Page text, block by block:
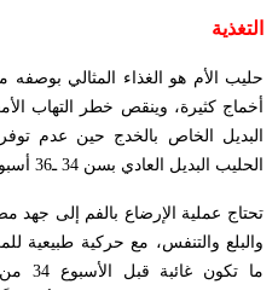
التغذية
حليب الأم هو الغذاء المثالي
أخماج كثيرة، وينقص خطر التهاب
البديل الخاص بالخدج حين عدم
الحليب البديل العادي بسن 34 ـ36 أسبوعاً.
تحتاج عملية الإرضاع بالفم إلى
والبلع والتنفس، مع حركية طبيعية
ما